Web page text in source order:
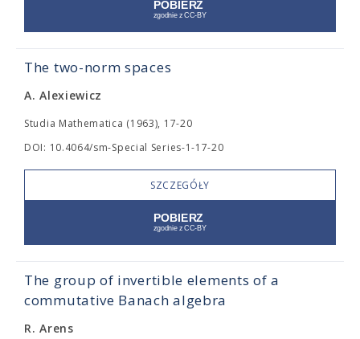
The two-norm spaces
A. Alexiewicz
Studia Mathematica (1963), 17-20
DOI: 10.4064/sm-Special Series-1-17-20
SZCZEGÓŁY
The group of invertible elements of a
commutative Banach algebra
R. Arens